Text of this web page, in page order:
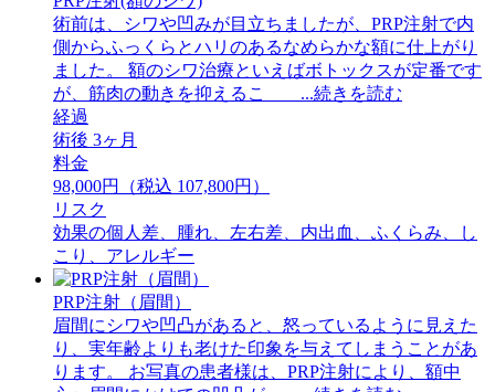
術前は、シワや凹みが目立ちましたが、PRP注射で内
側からふっくらとハリのあるなめらかな額に仕上がり
ました。 額のシワ治療といえばボトックスが定番です
が、筋肉の動きを抑えるこ ...続きを読む
経過
術後 3ヶ月
料金
98,000円（税込 107,800円）
リスク
効果の個人差、腫れ、左右差、内出血、ふくらみ、し
こり、アレルギー
PRP注射（眉間）
眉間にシワや凹凸があると、怒っているように見えた
り、実年齢よりも老けた印象を与えてしまうことがあ
ります。 お写真の患者様は、PRP注射により、額中